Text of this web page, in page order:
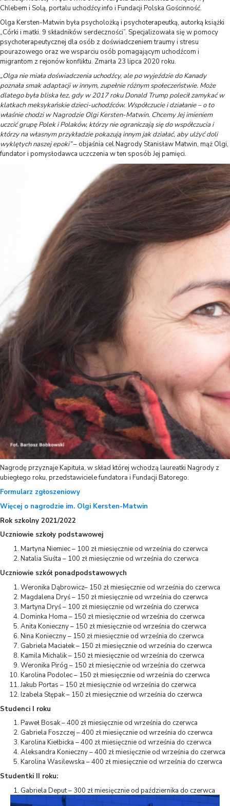
Chlebem i Solą, portalu uchodźcy.info i Fundacji Polska Gościnność.
Olga Kersten-Matwin była psycholożką i psychoterapeutką, autorką książki
„Córki i matki. 9 składników serdeczności”. Specjalizowała się w pomocy
psychoterapeutycznej dla osób z doświadczeniem traumy i stresu
pourazowego oraz we wsparciu osób pomagającym uchodźcom i
migrantom z rejonów konfliktu. Zmarła 23 lipca 2020 roku.
„Olga nie miała doświadczenia uchodźcy, ale po wyjeździe do Kanady
poznała smak adaptacji w innym, zupełnie różnym społeczeństwie. Może
dlatego była bliska łez, gdy w 2017 roku Donald Trump polecił zamykać w
klatkach meksykańskie dzieci-uchodźców. Współczucie i działanie – o to
właśnie chodzi w Nagrodzie Olgi Kersten-Matwin. Chcemy Jej imieniem
uczcić grupę Polek i Polaków, którzy nie ograniczają się do współczucia i
którzy na własnym przykładzie pokazują innym jak działać, aby ulżyć doli
wyklętych naszej epoki”– objaśnia cel Nagrody Stanisław Matwin, mąż Olgi,
fundator i pomysłodawca uczczenia w ten sposób Jej pamięci.
Nagrodę przyznaje Kapituła, w skład której wchodzą laureatki Nagrody z
ubiegłego roku, przedstawiciele fundatora i Fundacji Batorego.
Formularz zgłoszeniowy
Więcej o nagrodzie im. Olgi Kersten-Matwin
Rok szkolny 2021/2022
Uczniowie szkoły podstawowej
Martyna Niemiec – 100 zł miesięcznie od września do czerwca
Natalia Siuśta – 100 zł miesięcznie od września do czerwca
Uczniowie szkół ponadpodstawowych
Weronika Dąbrowicz– 150 zł miesięcznie od września do czerwca
Magdalena Dryś – 150 zł miesięcznie od września do czerwca
Martyna Dryś – 100 zł miesięcznie od września do czerwca
Dominka Homa – 150 zł miesięcznie od września do czerwca
Anita Konieczny – 150 zł miesięcznie od września do czerwca
Nina Konieczny – 150 zł miesięcznie od września do czerwca
Gabriela Maciałek – 150 zł miesięcznie od września do czerwca
Kamila Michalik – 150 zł miesięcznie od września do czerwca
Weronika Piróg – 150 zł miesięcznie od września do czerwca
Karolina Podolec – 150 zł miesięcznie od września do czerwca
Jakub Portas – 150 zł miesięcznie od września do czerwca
Izabela Stępak – 150 zł miesięcznie od września do czerwca
Studenci I roku
Paweł Bosak – 400 zł miesięcznie od września do czerwca
Gabriela Foszczej – 400 zł miesięcznie od września do czerwca
Karolina Kiełbicka – 400 zł miesięcznie od września do czerwca
Aleksandra Konieczny – 400 zł miesięcznie od września do czerwca
Karolina Wasilewska – 400 zł miesięcznie od września do czerwca
Studentki II roku:
Gabriela Deput – 300 zł miesięcznie od października do czerwca
Klaudia Krutysz – 300 zł miesięcznie od października do czerwca